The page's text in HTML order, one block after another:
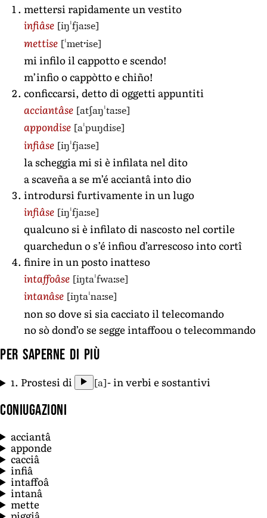
mettersi rapidamente un vestito
infiâse [iŋˈfjaːse]
mettise [ˈmetˑise]
mi infilo il cappotto e scendo!
m’infio o cappòtto e chiño!
conficcarsi, detto di oggetti appuntiti
acciantâse [atʃaŋˈtaːse]
appondise [aˈpuŋdise]
infiâse [iŋˈfjaːse]
la scheggia mi si è infilata nel dito
a scaveña a se m’é acciantâ into dio
introdursi furtivamente in un lugo
infiâse [iŋˈfjaːse]
qualcuno si è infilato di nascosto nel cortile
quarchedun o s’é infiou d’arrescoso into cortî
finire in un posto inatteso
intaffoâse [iŋtaˈfwaːse]
intanâse [iŋtaˈnaːse]
non so dove si sia cacciato il telecomando
no sò dond’o se segge intaffoou o telecommando
Per saperne di più
1. Prostesi di [a]- in verbi e sostantivi
Coniugazioni
acciantâ
apponde
cacciâ
infiâ
intaffoâ
intanâ
mette